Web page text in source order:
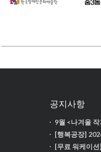
공지사항
9월 <나겨울
[행복공장]
[무료 워케이